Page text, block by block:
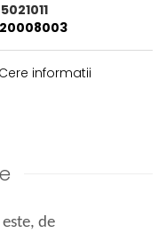
Cere informatii
de